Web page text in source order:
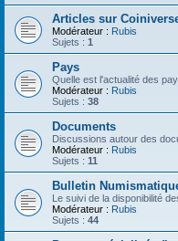
Articles sur
Modérateur : Rubis
Sujets : 1
Pays
Quelle est l'actualité des
Modérateur : Rubis
Sujets : 38
Documents
Discussions autour des
Modérateur : Rubis
Sujets : 11
Bulletin
Le suivi de la disponibilité
Modérateur : Rubis
Sujets : 44